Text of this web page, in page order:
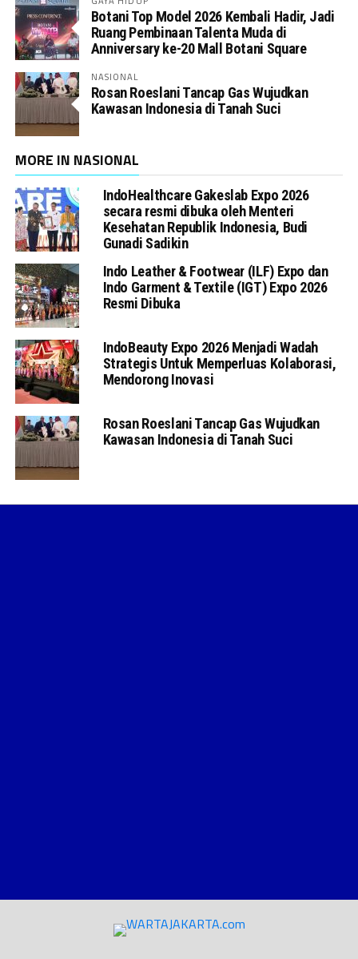
Botani Top Model 2026 Kembali Hadir, Jadi
Ruang Pembinaan Talenta Muda di
Anniversary ke-20 Mall Botani Square
NASIONAL
Rosan Roeslani Tancap Gas Wujudkan
Kawasan Indonesia di Tanah Suci
MORE IN NASIONAL
IndoHealthcare Gakeslab Expo 2026
secara resmi dibuka oleh Menteri
Kesehatan Republik Indonesia, Budi
Gunadi Sadikin
Indo Leather & Footwear (ILF) Expo dan
Indo Garment & Textile (IGT) Expo 2026
Resmi Dibuka
IndoBeauty Expo 2026 Menjadi Wadah
Strategis Untuk Memperluas Kolaborasi,
Mendorong Inovasi
Rosan Roeslani Tancap Gas Wujudkan
Kawasan Indonesia di Tanah Suci